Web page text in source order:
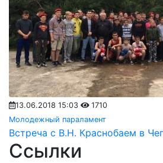
13.06.2018 15:03
1710
Молодежный параламент
Встреча с В.Н. Краснобаем в
Ссылки